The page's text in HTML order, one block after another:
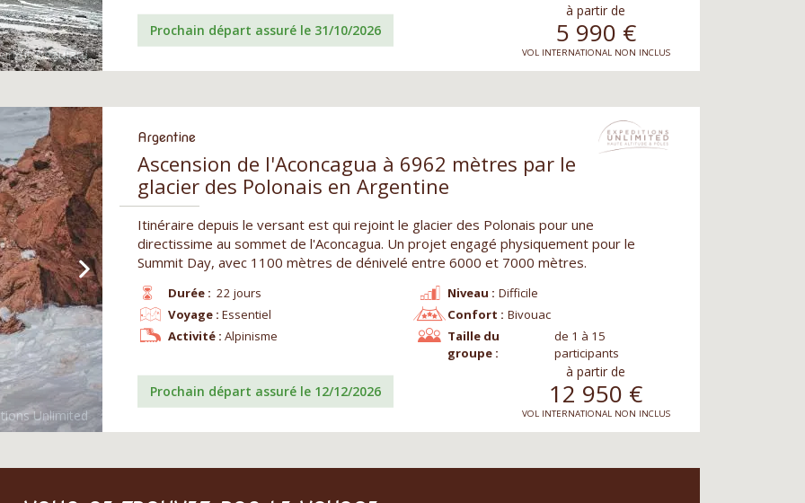
Prochain départ assuré le 31/10/2026
à partir de
5 990 €
VOL INTERNATIONAL NON INCLUS
Argentine
Ascension de l'Aconcagua à 6962 mètres par le
glacier des Polonais en Argentine
Itinéraire depuis le versant est qui rejoint le glacier des Polonais pour une
directissime au sommet de l'Aconcagua. Un projet engagé physiquement pour le
Summit Day, avec 1100 mètres de dénivelé entre 6000 et 7000 mètres.
Durée : 22 jours Niveau : Difficile
Voyage : Essentiel Confort : Bivouac
Activité : Alpinisme
Taille du
groupe :
de 1 à 15
participants
Prochain départ assuré le 12/12/2026
à partir de
12 950 €
VOL INTERNATIONAL NON INCLUS